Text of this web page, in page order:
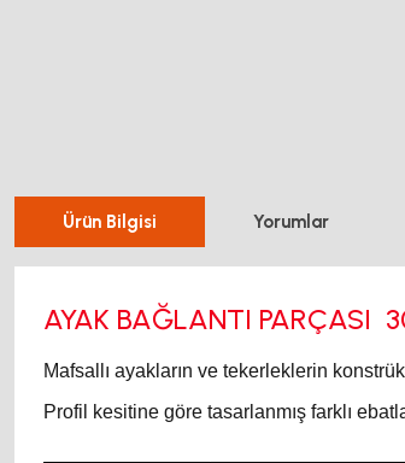
Ürün Bilgisi Yorumlar
AYAK BAĞLANTI PARÇASI
Mafsallı ayakların ve tekerleklerin
Profil kesitine göre tasarlanmış farklı